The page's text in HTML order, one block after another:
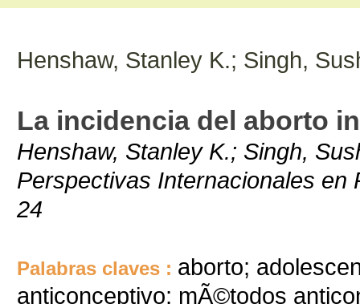
Henshaw, Stanley K.; Singh,
La incidencia del aborto
Henshaw, Stanley K.; Singh,
Perspectivas Internacionales en
24
Palabras claves : aborto;
anticonceptivo; mÃ©todos